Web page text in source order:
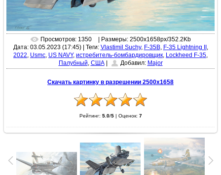
Просмотров: 1350
| Размеры: 2500x1658px/352.2Kb
Дата: 03.05.2023 (17:45)| Теги: Vlastimil Suchy, F-35B, F-35 Lightning II,
2022 Usmc US NAVY, истребитель-бомбардировщик Lockheed F-35
Палубный США| Добавил: Major
Скачать картинку в разрешении 2500x1658
Рейтинг: 5.0/5| Оценок: 7